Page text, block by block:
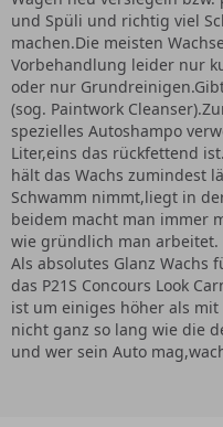
und Spüli und richtig viel
machen.Die meisten
Vorbehandlung leider nur
oder nur
(sog. Paintwork
spezielles Autoshampo
Liter,eins das rückfettend
hält das Wachs zumindest
Schwamm nimmt,liegt in
beidem macht man immer
wie gründlich man arbeitet.
Als absolutes Glanz Wachs
das P21S Concours Look
ist um einiges höher als
nicht ganz so lang wie die
und wer sein Auto